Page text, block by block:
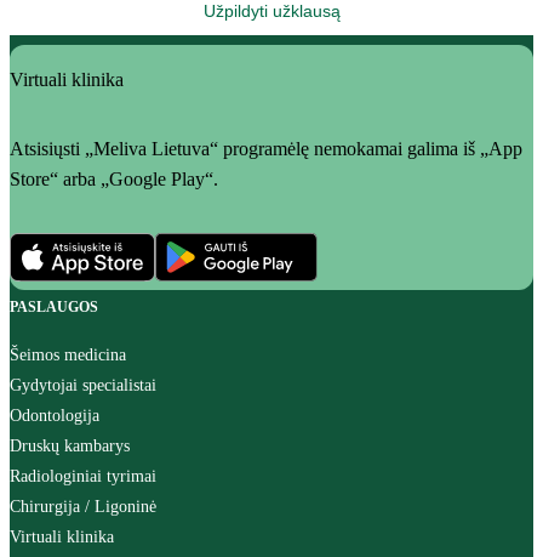
Užpildyti užklausą
Virtuali klinika
Atsisiųsti „Meliva Lietuva“ programėlę nemokamai galima iš „App
Store“ arba „Google Play“.
PASLAUGOS
Šeimos medicina
Gydytojai specialistai
Odontologija
Druskų kambarys
Radiologiniai tyrimai
Chirurgija / Ligoninė
Virtuali klinika